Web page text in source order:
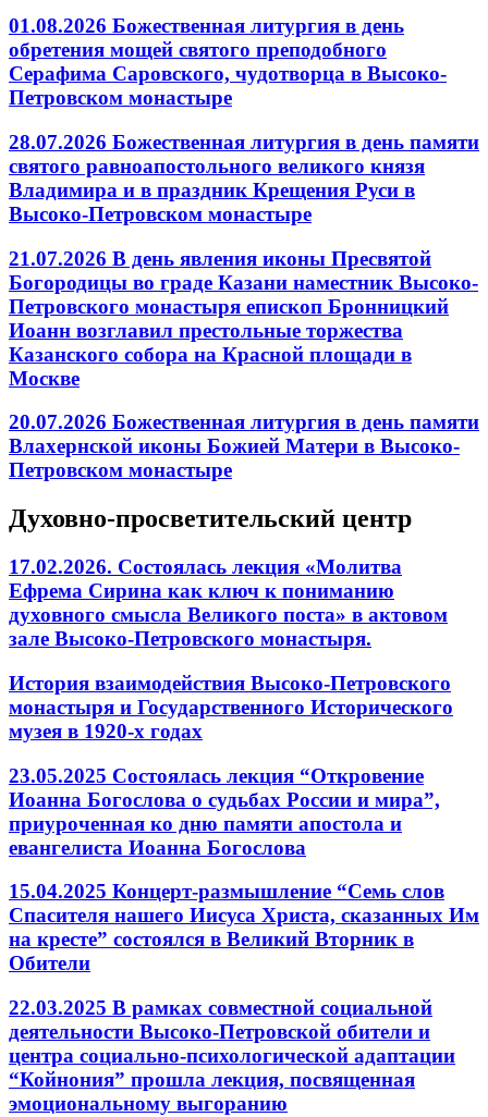
01.08.2026 Божественная литургия в день
обретения мощей святого преподобного
Серафима Саровского, чудотворца в Высоко-
Петровском монастыре
28.07.2026 Божественная литургия в день памяти
святого равноапостольного великого князя
Владимира и в праздник Крещения Руси в
Высоко-Петровском монастыре
21.07.2026 В день явления иконы Пресвятой
Богородицы во граде Казани наместник Высоко-
Петровского монастыря епископ Бронницкий
Иоанн возглавил престольные торжества
Казанского собора на Красной площади в
Москве
20.07.2026 Божественная литургия в день памяти
Влахернской иконы Божией Матери в Высоко-
Петровском монастыре
Духовно-просветительский центр
17.02.2026. Состоялась лекция «Молитва
Ефрема Сирина как ключ к пониманию
духовного смысла Великого поста» в актовом
зале Высоко-Петровского монастыря.
История взаимодействия Высоко-Петровского
монастыря и Государственного Исторического
музея в 1920-х годах
23.05.2025 Состоялась лекция “Откровение
Иоанна Богослова о судьбах России и мира”,
приуроченная ко дню памяти апостола и
евангелиста Иоанна Богослова
15.04.2025 Концерт-размышление “Семь слов
Спасителя нашего Иисуса Христа, сказанных Им
на кресте” состоялся в Великий Вторник в
Обители
22.03.2025 В рамках совместной социальной
деятельности Высоко-Петровской обители и
центра социально-психологической адаптации
“Койнония” прошла лекция, посвященная
эмоциональному выгоранию